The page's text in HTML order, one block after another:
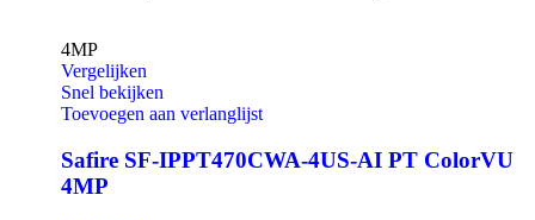
4MP
Vergelijken
Snel bekijken
Toevoegen aan verlanglijst
Safire SF-IPPT470CWA-4US-AI PT ColorVU
4MP